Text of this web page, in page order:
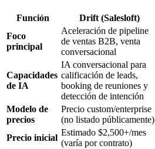
Función Drift (Salesloft)
Foco
principal
Aceleración de pipeline
de ventas B2B, venta
conversacional
Capacidades
de IA
IA conversacional para
calificación de leads,
booking de reuniones y
detección de intención
Modelo de
precios
Precio custom/enterprise
(no listado públicamente)
Precio inicial
Estimado $2,500+/mes
(varía por contrato)